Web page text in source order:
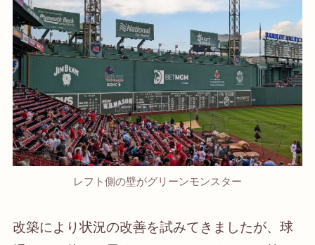
レフト側の壁がグリーンモンスター
改築により状況の改善を試みてきましたが、球